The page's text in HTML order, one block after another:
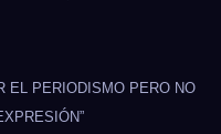
EL PERIODISMO PERO NO